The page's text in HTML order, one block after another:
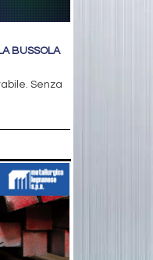
BUSSOLA
Senza